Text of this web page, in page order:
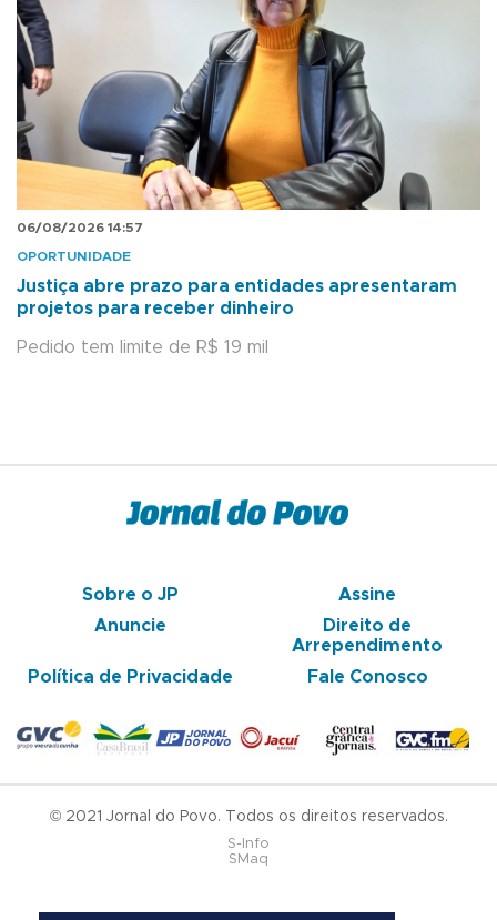
06/08/2026 14:57
OPORTUNIDADE
Justiça abre prazo para entidades apresentaram
projetos para receber dinheiro
Pedido tem limite de R$ 19 mil
Sobre o JP
Assine
Anuncie
Direito de
Arrependimento
Política de Privacidade
Fale Conosco
© 2021 Jornal do Povo. Todos os direitos reservados.
S-Info
SMaq